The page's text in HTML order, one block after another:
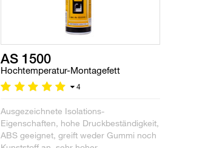
AS 1500
Hochtemperatur-Montagefett
4
Ausgezeichnete Isolations-
Eigenschaften, hohe Druckbeständigkeit,
ABS geeignet, greift weder Gummi noch